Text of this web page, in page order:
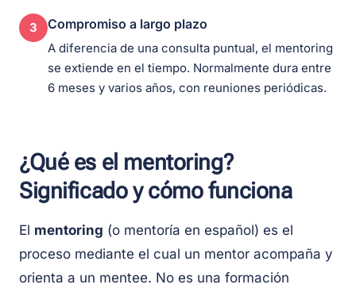
3 Compromiso a largo plazo
A diferencia de una consulta puntual, el mentoring
se extiende en el tiempo. Normalmente dura entre
6 meses y varios años, con reuniones periódicas.
¿Qué es el mentoring?
Significado y cómo funciona
El mentoring (o mentoría en español) es el
proceso mediante el cual un mentor acompaña y
orienta a un mentee. No es una formación